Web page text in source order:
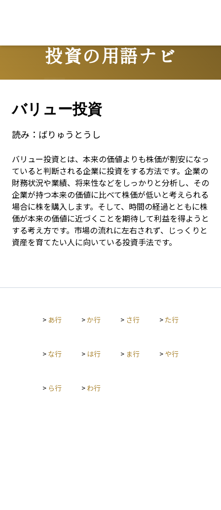
投資の用語ナビ
Terms
バリュー投資
読み： ばりゅうとうし
バリュー投資とは、本来の価値よりも株価が割安になっ
ていると判断される企業に投資をする方法です。企業の
財務状況や業績、将来性などをしっかりと分析し、その
企業が持つ本来の価値に比べて株価が低いと考えられる
場合に株を購入します。そして、時間の経過とともに株
価が本来の価値に近づくことを期待して利益を得ようと
する考え方です。市場の流れに左右されず、じっくりと
資産を育てたい人に向いている投資手法です。
> あ行 >か行 > さ行 > た行
> な行 > は行 > ま行 > や行
> ら行 > わ行